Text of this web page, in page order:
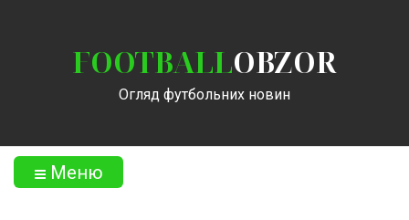
FOOTBALLOBZOR
Огляд футбольних новин
Меню